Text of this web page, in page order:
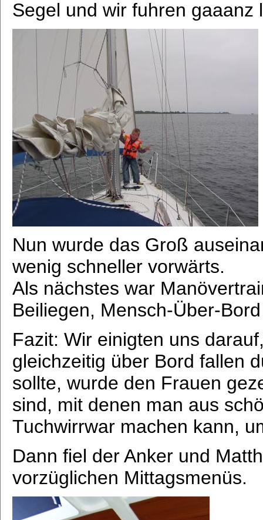
Segel und wir fuhren gaaanz
Nun wurde das Groß
wenig schneller vorwärts.
Als nächstes war
Beiliegen, Mensch-Über-
Fazit: Wir einigten uns
gleichzeitig über Bord fallen
sollte, wurde den Frauen
sind, mit denen man aus
Tuchwirrwar machen kann,
Dann fiel der Anker und
vorzüglichen Mittagsmenüs.